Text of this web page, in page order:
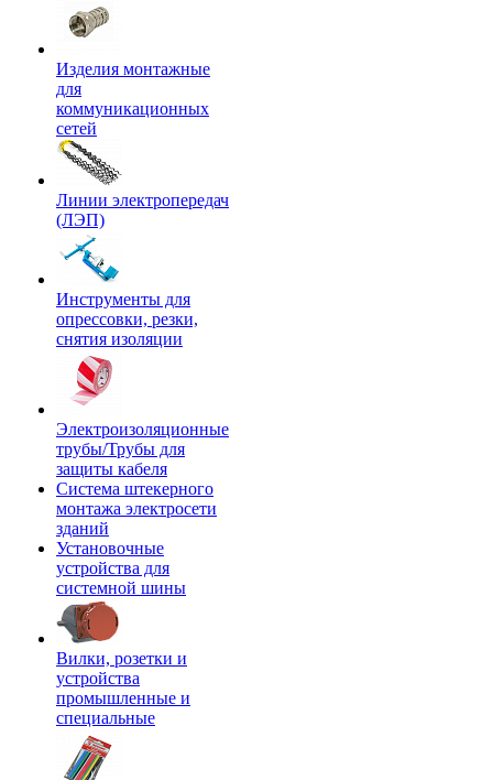
Изделия монтажные
для
коммуникационных
сетей
Линии электропередач
(ЛЭП)
Инструменты для
опрессовки, резки,
снятия изоляции
Электроизоляционные
трубы/Трубы для
защиты кабеля
Система штекерного
монтажа электросети
зданий
Установочные
устройства для
системной шины
Вилки, розетки и
устройства
промышленные и
специальные